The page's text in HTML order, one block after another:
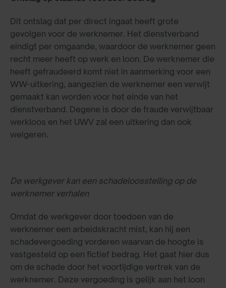
Dit ontslag dat per direct ingaat heeft grote
gevolgen voor de werknemer. Het dienstverband
eindigt per omgaande, waardoor de werknemer geen
recht meer heeft op werk en loon. De werknemer die
heeft gefraudeerd komt niet in aanmerking voor een
WW-uitkering, aangezien de werknemer een verwijt
gemaakt kan worden voor het einde van het
dienstverband. Degene is door de fraude verwijtbaar
werkloos en het UWV zal een uitkering dan ook
weigeren.
De werkgever kan een schadeloosstelling op de
werknemer verhalen
Omdat de werkgever door toedoen van de
werknemer een arbeidskracht mist, kan hij een
schadevergoeding vorderen waarvan de hoogte is
vastgesteld op een fictief bedrag. Het gaat hier dus
om de schade door het voortijdige vertrek van de
werknemer. Deze vergoeding is gelijk aan het loon